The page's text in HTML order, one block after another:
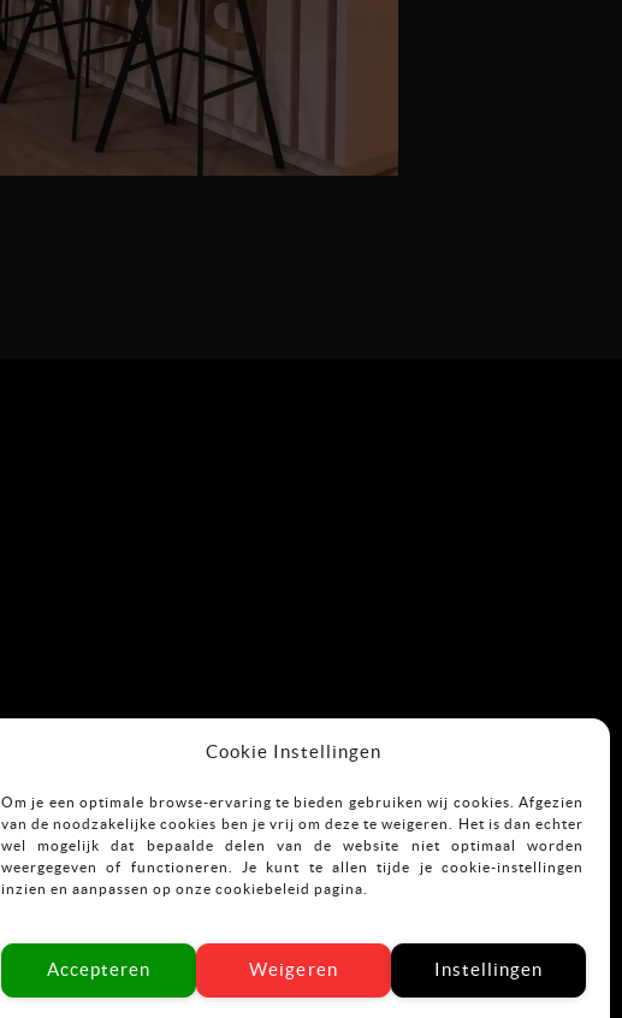
Cookie Instellingen
Om je een optimale browse-ervaring te bieden gebruiken wij cookies. Afgezien
van de noodzakelijke cookies ben je vrij om deze te weigeren. Het is dan echter
wel mogelijk dat bepaalde delen van de website niet optimaal worden
weergegeven of functioneren. Je kunt te allen tijde je cookie-instellingen
inzien en aanpassen op onze cookiebeleid pagina.
Accepteren Weigeren Instellingen